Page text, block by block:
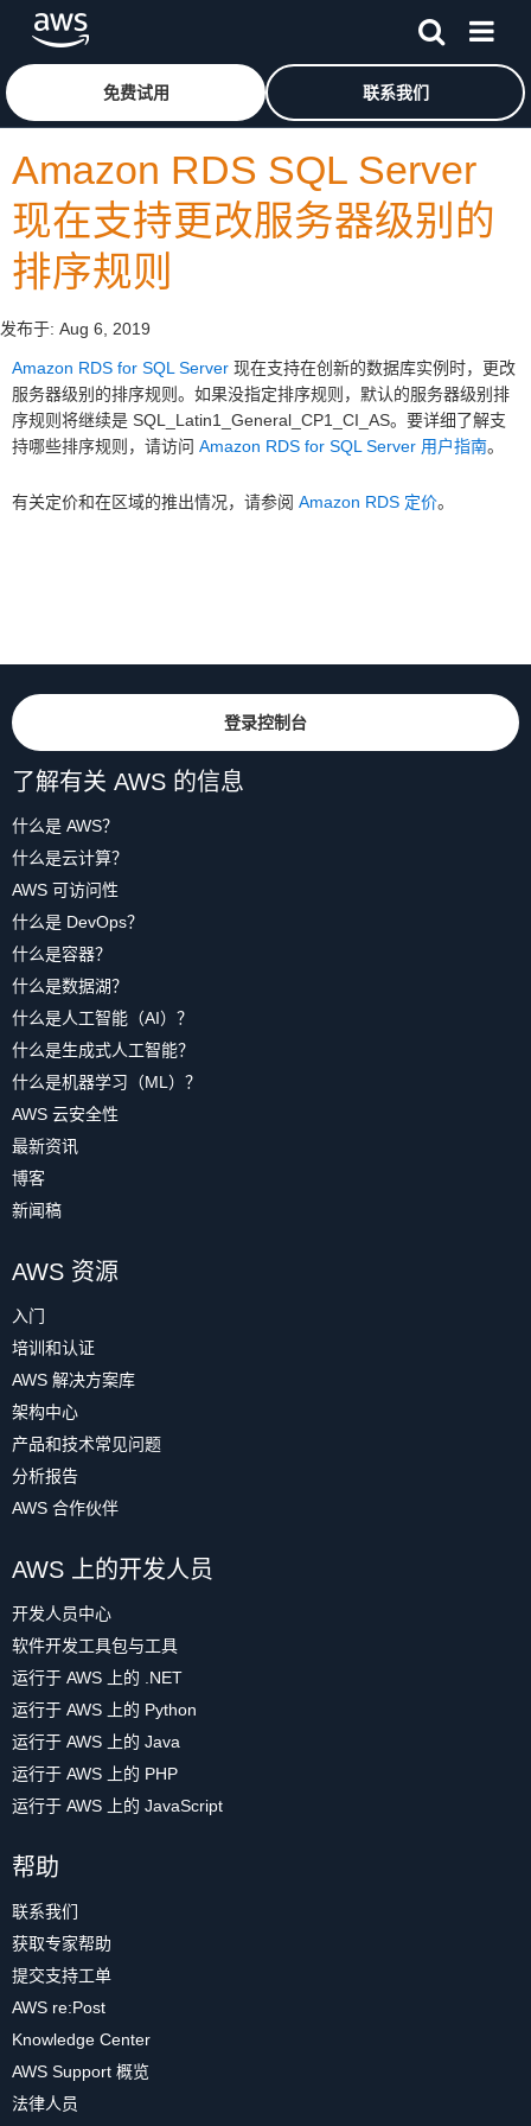
跳至主要内容
免费试用 联系我们
Amazon RDS SQL Server
现在支持更改服务器级别的
排序规则
发布于: Aug 6, 2019
Amazon RDS for SQL Server 现在支持在创新的数据库实例时，更改
服务器级别的排序规则。如果没指定排序规则，默认的服务器级别排
序规则将继续是 SQL_Latin1_General_CP1_CI_AS。要详细了解支
持哪些排序规则，请访问 Amazon RDS for SQL Server 用户指南。
有关定价和在区域的推出情况，请参阅 Amazon RDS 定价。
登录控制台
了解有关 AWS 的信息
什么是 AWS？
什么是云计算？
AWS 可访问性
什么是 DevOps？
什么是容器？
什么是数据湖？
什么是人工智能（AI）？
什么是生成式人工智能？
什么是机器学习（ML）？
AWS 云安全性
最新资讯
博客
新闻稿
AWS 资源
入门
培训和认证
AWS 解决方案库
架构中心
产品和技术常见问题
分析报告
AWS 合作伙伴
AWS 上的开发人员
开发人员中心
软件开发工具包与工具
运行于 AWS 上的 .NET
运行于 AWS 上的 Python
运行于 AWS 上的 Java
运行于 AWS 上的 PHP
运行于 AWS 上的 JavaScript
帮助
联系我们
获取专家帮助
提交支持工单
AWS re:Post
Knowledge Center
AWS Support 概览
法律人员